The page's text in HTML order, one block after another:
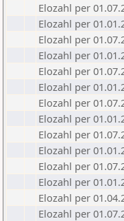
Elozahl per
Elozahl per
Elozahl per
Elozahl per
Elozahl per
Elozahl per
Elozahl per
Elozahl per
Elozahl per
Elozahl per
Elozahl per
Elozahl per
Elozahl per
Elozahl per